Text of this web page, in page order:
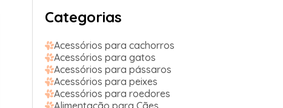
Categorias
Acessórios para cachorros
Acessórios para gatos
Acessórios para pássaros
Acessórios para peixes
Acessórios para roedores
Alimentação para Cães